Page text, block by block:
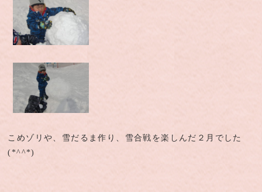
こめゾリや、雪だるま作り、雪合戦を楽しんだ２月でした
(*^^*)